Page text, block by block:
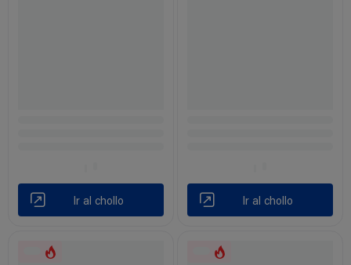
Ir al chollo Ir al chollo